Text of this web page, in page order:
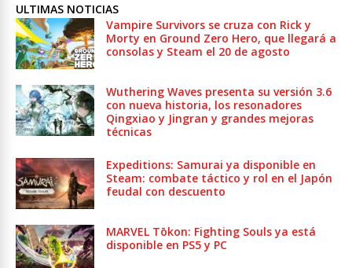
ULTIMAS NOTICIAS
Vampire Survivors se cruza con Rick y
Morty en Ground Zero Hero, que llegará a
consolas y Steam el 20 de agosto
Wuthering Waves presenta su versión 3.6
con nueva historia, los resonadores
Qingxiao y Jingran y grandes mejoras
técnicas
Expeditions: Samurai ya disponible en
Steam: combate táctico y rol en el Japón
feudal con descuento
MARVEL Tōkon: Fighting Souls ya está
disponible en PS5 y PC